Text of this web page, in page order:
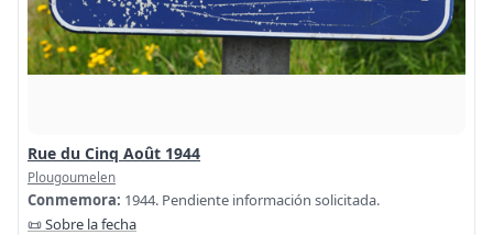
Rue du Cinq Août 1944
Plougoumelen
Conmemora: 1944. Pendiente información solicitada.
📜 Sobre la fecha